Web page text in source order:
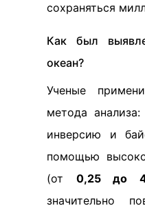
сохраняться
Как был
океан?
Ученые
метода
инверсию и
помощью
(от 0,25 до
значительно